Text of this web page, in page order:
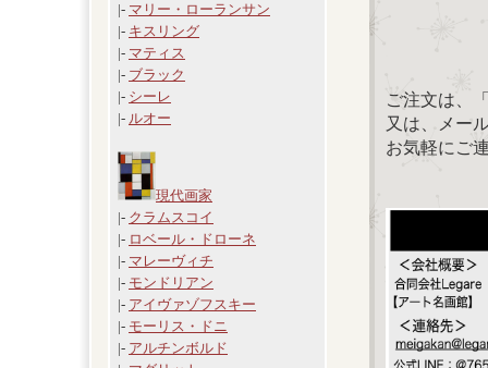
|- マリー・ローランサン
|- キスリング
|- マティス
|- ブラック
|- シーレ
|- ルオー
現代画家
|- クラムスコイ
|- ロベール・ドローネ
|- マレーヴィチ
|- モンドリアン
|- アイヴァゾフスキー
|- モーリス・ドニ
|- アルチンボルド
ご注文は、
又は、メー
お気軽にご